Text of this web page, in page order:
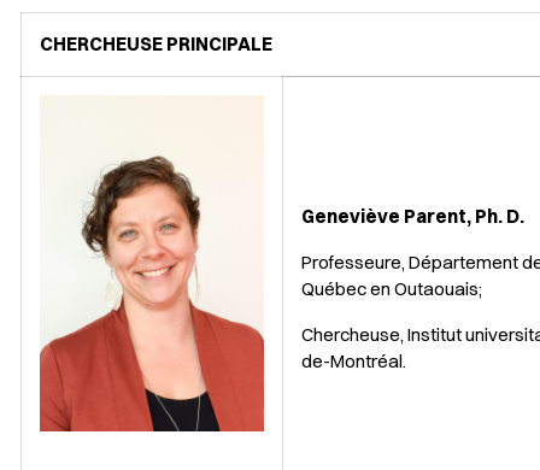
CHERCHEUSE PRINCIPALE
Geneviève Parent, Ph. D.
Professeure, Département
Québec en Outaouais;
Chercheuse, Institut
de-Montréal.